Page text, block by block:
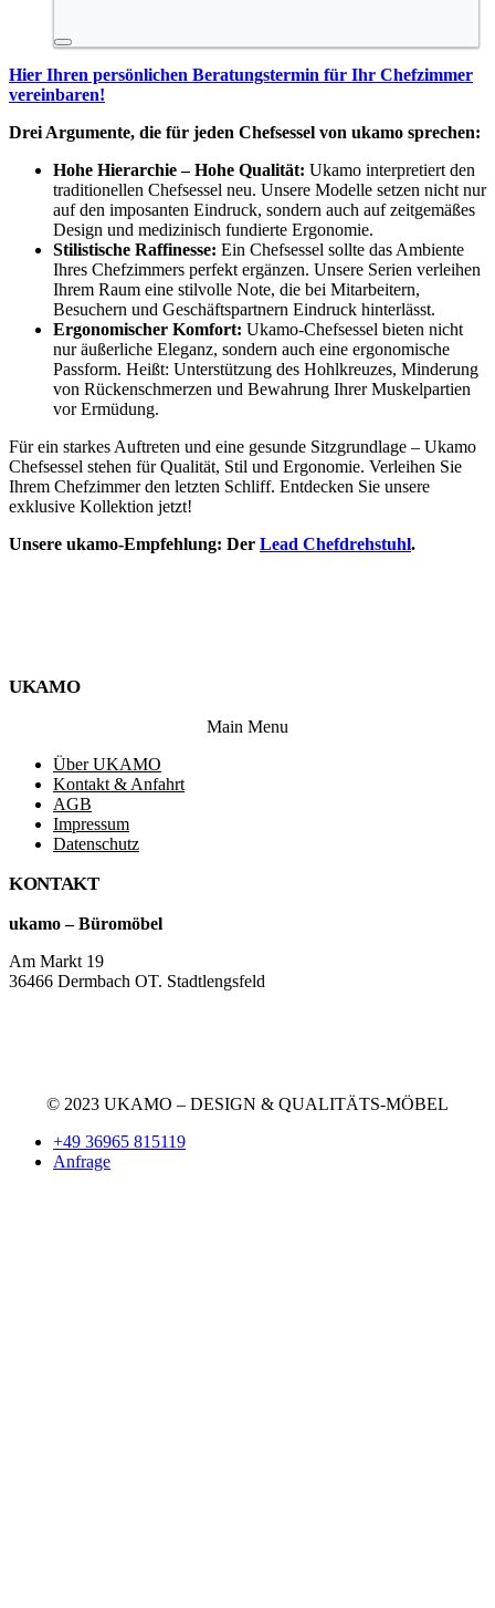
Hier Ihren persönlichen Beratungstermin für Ihr Chefzimmer
vereinbaren!
Drei Argumente, die für jeden Chefsessel von ukamo sprechen:
Hohe Hierarchie – Hohe Qualität: Ukamo interpretiert den
traditionellen Chefsessel neu. Unsere Modelle setzen nicht nur
auf den imposanten Eindruck, sondern auch auf zeitgemäßes
Design und medizinisch fundierte Ergonomie.
Stilistische Raffinesse: Ein Chefsessel sollte das Ambiente
Ihres Chefzimmers perfekt ergänzen. Unsere Serien verleihen
Ihrem Raum eine stilvolle Note, die bei Mitarbeitern,
Besuchern und Geschäftspartnern Eindruck hinterlässt.
Ergonomischer Komfort: Ukamo-Chefsessel bieten nicht
nur äußerliche Eleganz, sondern auch eine ergonomische
Passform. Heißt: Unterstützung des Hohlkreuzes, Minderung
von Rückenschmerzen und Bewahrung Ihrer Muskelpartien
vor Ermüdung.
Für ein starkes Auftreten und eine gesunde Sitzgrundlage – Ukamo
Chefsessel stehen für Qualität, Stil und Ergonomie. Verleihen Sie
Ihrem Chefzimmer den letzten Schliff. Entdecken Sie unsere
exklusive Kollektion jetzt!
Unsere ukamo-Empfehlung: Der Lead Chefdrehstuhl.
UKAMO
Main Menu
Über UKAMO
Kontakt & Anfahrt
AGB
Impressum
Datenschutz
KONTAKT
ukamo – Büromöbel
Am Markt 19
36466 Dermbach OT. Stadtlengsfeld
© 2023 UKAMO – DESIGN & QUALITÄTS-MÖBEL
+49 36965 815119
Anfrage